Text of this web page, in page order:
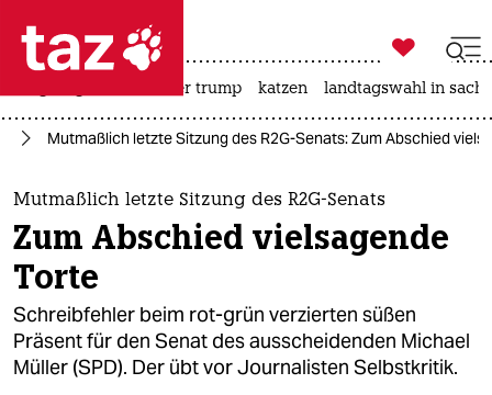
 taz zahl ich
taz zahl ich
themen
politik
öko
gesellschaft

taz zahl ich
usa unter trump katzen landtagswahl in
Mutmaßlich letzte Sitzung des R2G-Senats: Zum Abschied
Mutmaßlich letzte Sitzung des R2G-Senats
Zum Abschied vielsagende
Torte
Schreibfehler beim rot-grün verzierten süßen
Präsent für den Senat des ausscheidenden Michael
Müller (SPD). Der übt vor Journalisten Selbstkritik.